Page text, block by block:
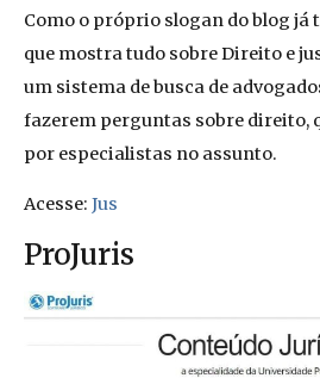
Como o próprio slogan do blog já
que mostra tudo sobre Direito e
um sistema de busca de
fazerem perguntas sobre direito,
por especialistas no assunto.
Acesse: Jus
ProJuris